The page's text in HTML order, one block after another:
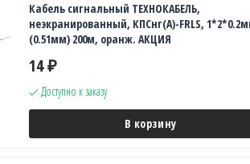
Кабель сигнальный ТЕХНОКАБЕЛЬ,
неэкранированный, КПСнг(А)-FRLS,
(0.51мм) 200м, оранж. АКЦИЯ
14 ₽
Доступно к заказу
В корзину